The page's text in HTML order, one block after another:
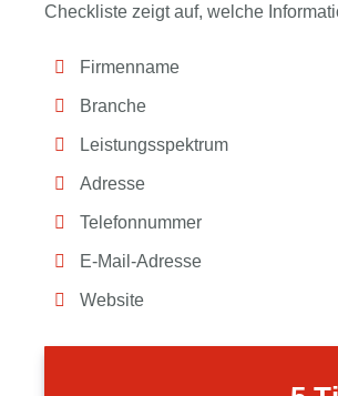
Checkliste zeigt auf, welche
Firmenname
Branche
Leistungsspektrum
Adresse
Telefonnummer
E-Mail-Adresse
Website